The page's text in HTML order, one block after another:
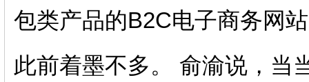
包类产品的B2C电子商务网
此前着墨不多。 俞渝说，当